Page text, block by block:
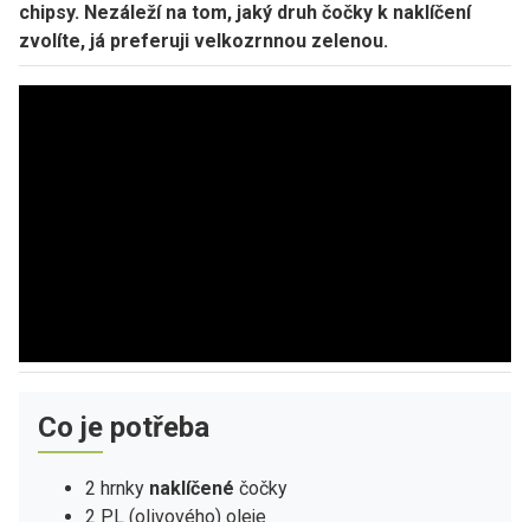
chipsy. Nezáleží na tom, jaký druh čočky k naklíčení
zvolíte, já preferuji velkozrnnou zelenou.
Co je potřeba
2 hrnky naklíčené čočky
2 PL (olivového) oleje